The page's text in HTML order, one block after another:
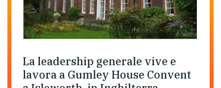
La leadership generale vive e
lavora a Gumley House Convent